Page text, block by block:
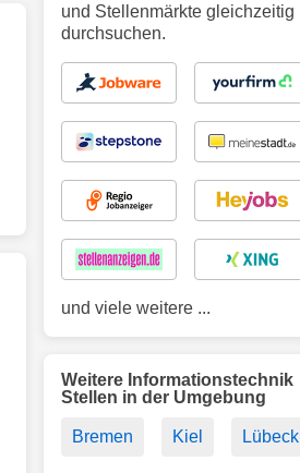
und Stellenmärkte gleichzeitig
durchsuchen.
und viele weitere ...
Weitere Informationstechnik
Stellen in der Umgebung
Bremen Kiel Lübeck